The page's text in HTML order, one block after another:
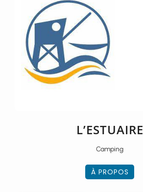
L’ESTUAIRE
Camping
À PROPOS